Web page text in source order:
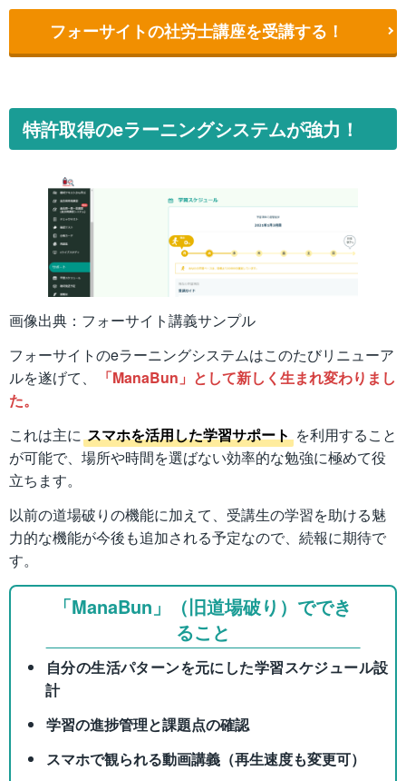
フォーサイトの社労士講座を受講する！
特許取得のeラーニングシステムが強力！
画像出典：フォーサイト講義サンプル
フォーサイトのeラーニングシステムはこのたびリニューア
ルを遂げて、
「ManaBun」として新しく生まれ変わりまし
た。
これは主に スマホを活用した学習サポート を利用すること
が可能で、場所や時間を選ばない効率的な勉強に極めて役
立ちます。
以前の道場破りの機能に加えて、受講生の学習を助ける魅
力的な機能が今後も追加される予定なので、続報に期待で
す。
「ManaBun」（旧道場破り）ででき
ること
自分の生活パターンを元にした学習スケジュール設
計
学習の進捗管理と課題点の確認
スマホで観られる動画講義（再生速度も変更可）